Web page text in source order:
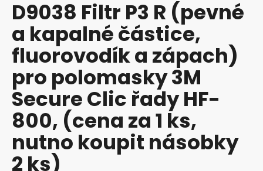
produktu
je
z
5
hvězdiček.
D9038 Filtr P3 R (pevné
a kapalné částice,
fluorovodík a zápach)
pro polomasky 3M
Secure Clic řady HF-
800, (cena za 1 ks,
nutno koupit násobky
2 ks)
a
j
í
t
?
HLEDAT